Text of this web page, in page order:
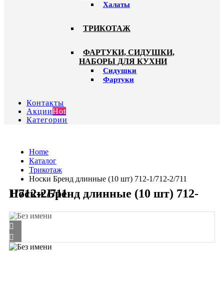
Халаты
ТРИКОТАЖ
ФАРТУКИ, СИДУШКИ,
НАБОРЫ ДЛЯ КУХНИ
Сидушки
Фартуки
Контакты
АкцииHot
Категории
Home
Каталог
Трикотаж
Носки Бренд длинные (10 шт) 712-1/712-2/711
Носки Бренд длинные (10 шт) 712-1/712-2/711